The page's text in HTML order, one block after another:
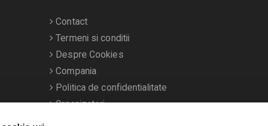
Contact
Termeni si conditii
Despre Cookies
Compania
Politica de confidentialitate
Organizatori